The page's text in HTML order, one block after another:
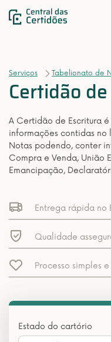
Serviços Tabelionato de
Certidão
A Certidão de Escritura
informações contidas
Notas podendo, conter
Compra e Venda, União
Emancipação,
Entrega rápida no
Qualidade
Processo simples
Estado do cartório